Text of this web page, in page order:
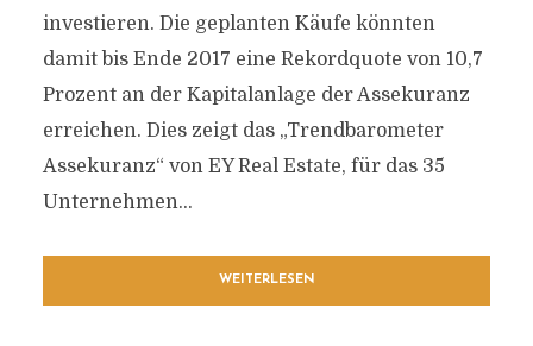
investieren. Die geplanten Käufe könnten
damit bis Ende 2017 eine Rekordquote von 10,7
Prozent an der Kapitalanlage der Assekuranz
erreichen. Dies zeigt das „Trendbarometer
Assekuranz“ von EY Real Estate, für das 35
Unternehmen...
WEITERLESEN